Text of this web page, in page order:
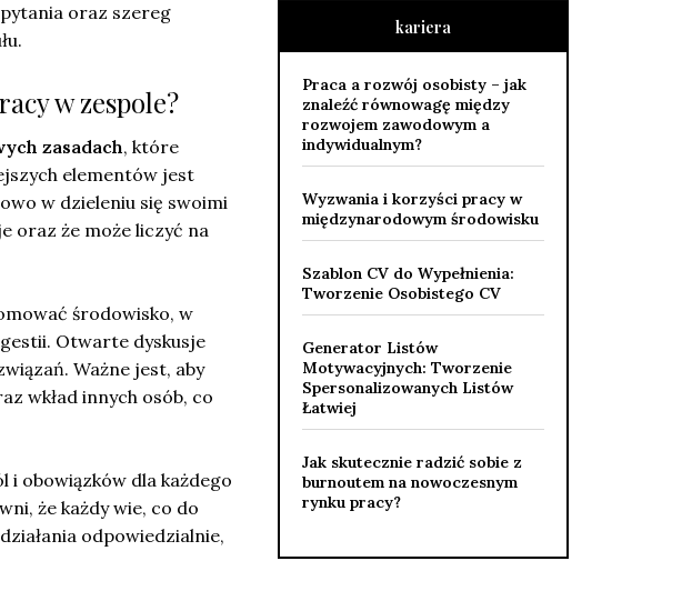
oraz szereg
w zespole?
zasadach, które
elementów jest
w dzieleniu się swoimi
oraz że może liczyć na
środowisko, w
Otwarte dyskusje
Ważne jest, aby
wkład innych osób, co
i obowiązków dla każdego
że każdy wie, co do
odpowiedzialnie,
kariera
Praca a rozwój osobisty – jak
znaleźć równowagę między
rozwojem zawodowym a
indywidualnym?
Wyzwania i korzyści pracy w
międzynarodowym środowisku
Szablon CV do Wypełnienia:
Tworzenie Osobistego CV
Generator Listów
Motywacyjnych: Tworzenie
Spersonalizowanych Listów
Łatwiej
Jak skutecznie radzić sobie z
burnoutem na nowoczesnym
rynku pracy?